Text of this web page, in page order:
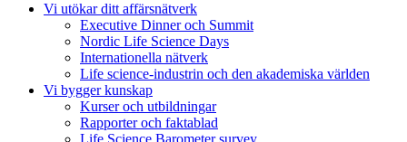
Vi utökar ditt affärsnätverk
Executive Dinner och Summit
Nordic Life Science Days
Internationella nätverk
Life science-industrin och den akademiska världen
Vi bygger kunskap
Kurser och utbildningar
Rapporter och faktablad
Life Science Barometer survey